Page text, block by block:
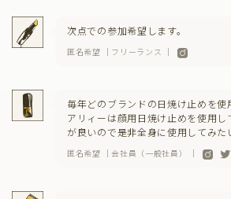
次点での参加希望します。
匿名希望 ｜フリーランス ｜
毎年どのブランドの日焼け止めを使
アリィーは顔用日焼け止めを使用し
が良いので是非全身に使用してみた
匿名希望 ｜会社員（一般社員） ｜